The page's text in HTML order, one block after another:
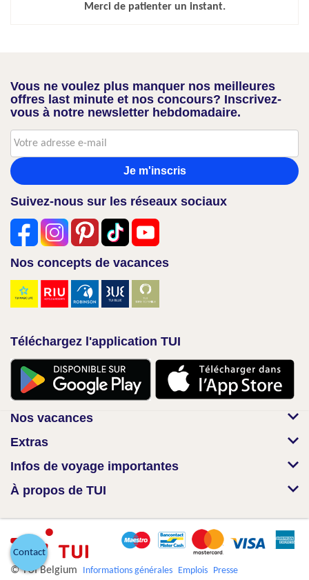
Merci de patienter un instant.
Vous ne voulez plus manquer nos meilleures
offres last minute et nos concours? Inscrivez-
vous à notre newsletter hebdomadaire.
Je m'inscris
Suivez-nous sur les réseaux sociaux
Nos concepts de vacances
Téléchargez l'application TUI
Nos vacances
Extras
Infos de voyage importantes
À propos de TUI
© TUI Belgium Informations générales Emplois Presse
Contact